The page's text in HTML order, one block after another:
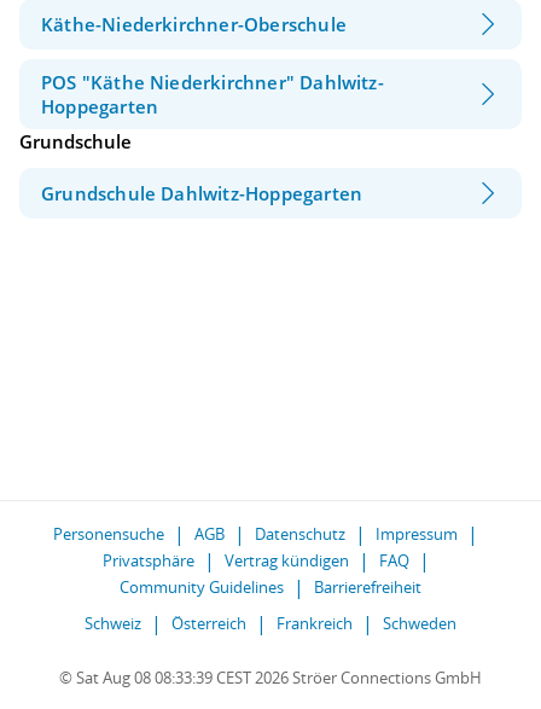
Käthe-Niederkirchner-Oberschule
POS "Käthe Niederkirchner" Dahlwitz-
Hoppegarten
Grundschule
Grundschule Dahlwitz-Hoppegarten
Personensuche AGB Datenschutz
Impressum
Privatsphäre
Vertrag kündigen
FAQ
Community Guidelines
Barrierefreiheit
Schweiz
Österreich Frankreich Schweden
© Sat Aug 08 08:33:39 CEST 2026 Ströer Connections GmbH